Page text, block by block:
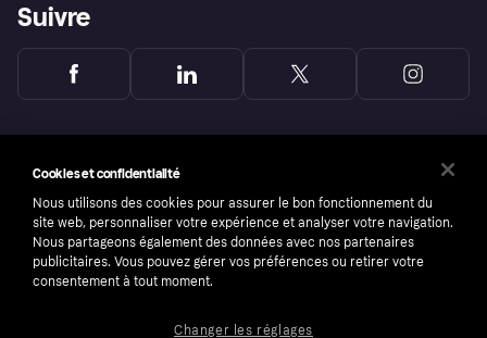
Suivre
Cookies et confidentialité
Nous utilisons des cookies pour assurer le bon fonctionnement du
site web, personnaliser votre expérience et analyser votre navigation.
Nous partageons également des données avec nos partenaires
publicitaires. Vous pouvez gérer vos préférences ou retirer votre
consentement à tout moment.
Changer les réglages